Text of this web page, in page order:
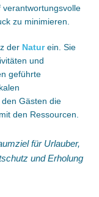
verantwortungsvolle
zu minimieren.
der Naturein. Sie
und
geführte
Gästen die
den Ressourcen.
für Urlauber,
und Erholung